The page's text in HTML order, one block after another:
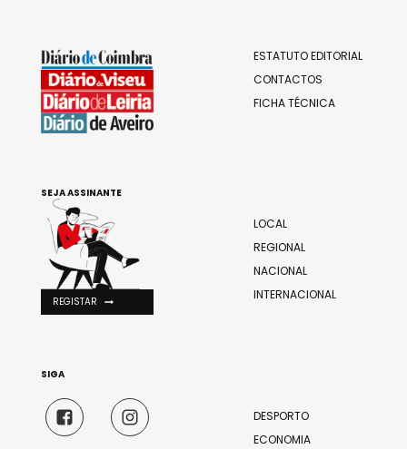
ESTATUTO EDITORIAL
CONTACTOS
FICHA TÉCNICA
LOCAL
REGIONAL
NACIONAL
INTERNACIONAL
DESPORTO
ECONOMIA
SEJA ASSINANTE
REGISTAR
SIGA